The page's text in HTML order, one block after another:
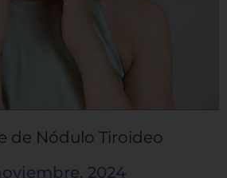
de Nódulo Tiroideo
2024